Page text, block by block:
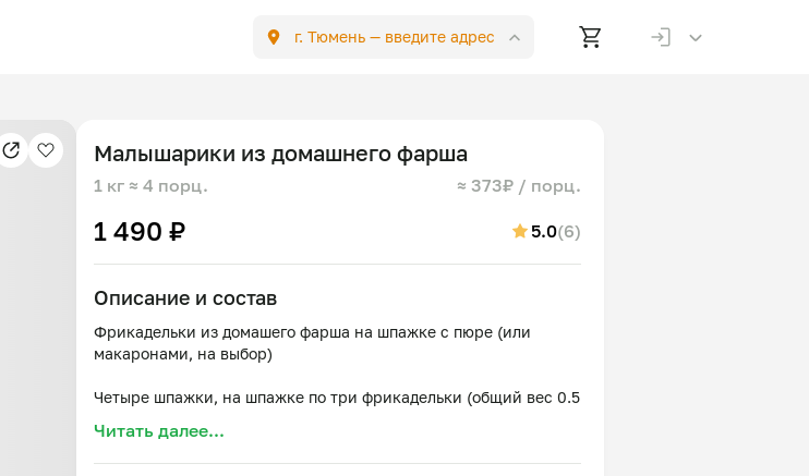
г. Тюмень — введите адрес
Малышарики из домашнего фарша
1 кг ≈ 4 порц. ≈ 373₽ / порц.
1 490 ₽ 5.0(6)
Описание и состав
Фрикадельки из домашего фарша на шпажке с пюре (или
макаронами, на выбор)
Четыре шпажки, на шпажке по три фрикадельки (общий вес 0.5
Пюре или макароны 0.5 кг
Читать далее...